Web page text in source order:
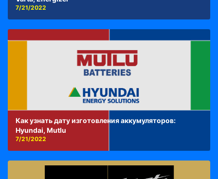
7/21/2022
Как узнать дату изготовления аккумуляторов:
Hyundai, Mutlu
7/21/2022